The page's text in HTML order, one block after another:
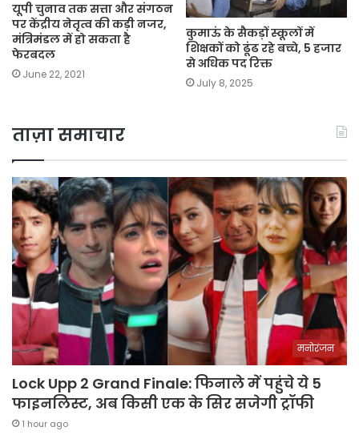
यूपी चुनाव तक सत्ता और संगठन
पर केंद्रीय नेतृत्व की कड़ी नजर,
मंत्रिमंडल में हो सकता है
फेरबदल
June 22, 2021
कुमाऊं के सैकड़ों स्कूलों में
शिक्षकों को ढूंढ रहे बच्चे, 5 हजार
से अधिक पद रिक्त
July 8, 2025
ताज़ा समाचार
मनोरंजन
Lock Upp 2 Grand Finale: फिनाले में पहुंचे ये 5
फाइनलिस्ट, अब किसी एक के सिर सजेगी ट्रॉफी
1 hour ago